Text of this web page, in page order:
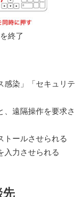
終了
感染」「セキュリテ
、遠隔操作を要求さ
トールさせられる
入力させられる